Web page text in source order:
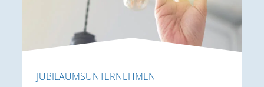
JUBILÄUMSUNTERNEHMEN